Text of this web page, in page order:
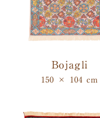
Bojagli
150 × 104 cm